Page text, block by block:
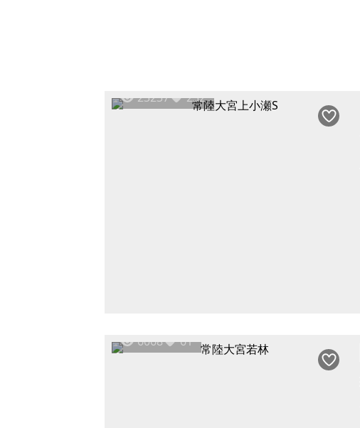
23237 252
6068
61